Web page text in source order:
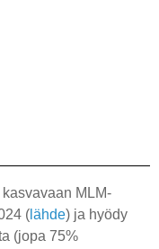
MLM-
( lähde) ja hyödy
(jopa 75%